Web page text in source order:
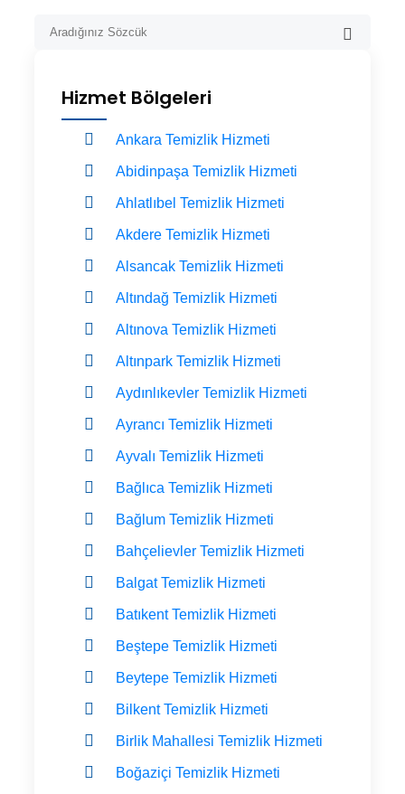
Hizmet Bölgeleri
Ankara Temizlik Hizmeti
Abidinpaşa Temizlik Hizmeti
Ahlatlıbel Temizlik Hizmeti
Akdere Temizlik Hizmeti
Alsancak Temizlik Hizmeti
Altındağ Temizlik Hizmeti
Altınova Temizlik Hizmeti
Altınpark Temizlik Hizmeti
Aydınlıkevler Temizlik Hizmeti
Ayrancı Temizlik Hizmeti
Ayvalı Temizlik Hizmeti
Bağlıca Temizlik Hizmeti
Bağlum Temizlik Hizmeti
Bahçelievler Temizlik Hizmeti
Balgat Temizlik Hizmeti
Batıkent Temizlik Hizmeti
Beştepe Temizlik Hizmeti
Beytepe Temizlik Hizmeti
Bilkent Temizlik Hizmeti
Birlik Mahallesi Temizlik Hizmeti
Boğaziçi Temizlik Hizmeti